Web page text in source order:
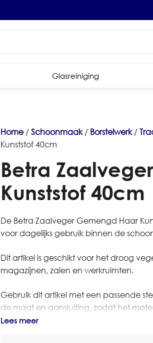
Glasreiniging
Home/Schoonmaak/ Borstelwerk/
Kunststof 40cm
Betra
Kunststof 40cm
De Betra Zaalveger Gemengd Haar
voor dagelijks gebruik binnen de
Dit artikel is geschikt voor het droog
magazijnen, zalen en werkruimten.
Gebruik dit artikel met een passende
de maat en aansluiting, zodat het
schoonmaaksysteem.
Lees meer